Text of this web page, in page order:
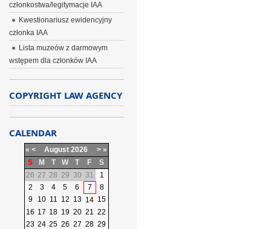
członkostwa/legitymacje IAA
Kwestionariusz ewidencyjny
członka IAA
Lista muzeów z darmowym
wstępem dla członków IAA
COPYRIGHT LAW AGENCY
CALENDAR
« < August 2026 > »
S
M T W T F
S
26 27 28 29 30 31
1
2
3 4 5 6 7
8
9
10 11 12 13 14 15
16 17 18 19 20 21 22
23 24 25 26 27 28 29